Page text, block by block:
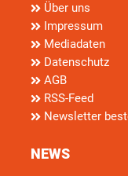
Über uns
Impressum
Mediadaten
Datenschutz
AGB
RSS-Feed
Newsletter
NEWS